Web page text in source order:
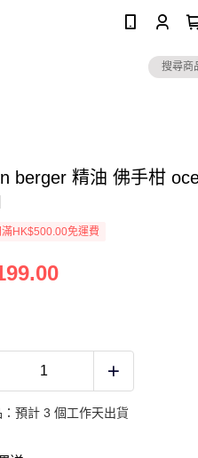
berger 精油 佛手柑
HK$500.00免運費
預計 3 個工作天出貨